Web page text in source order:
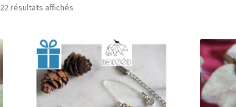
22 résultats affichésTrié
récent
au
plus